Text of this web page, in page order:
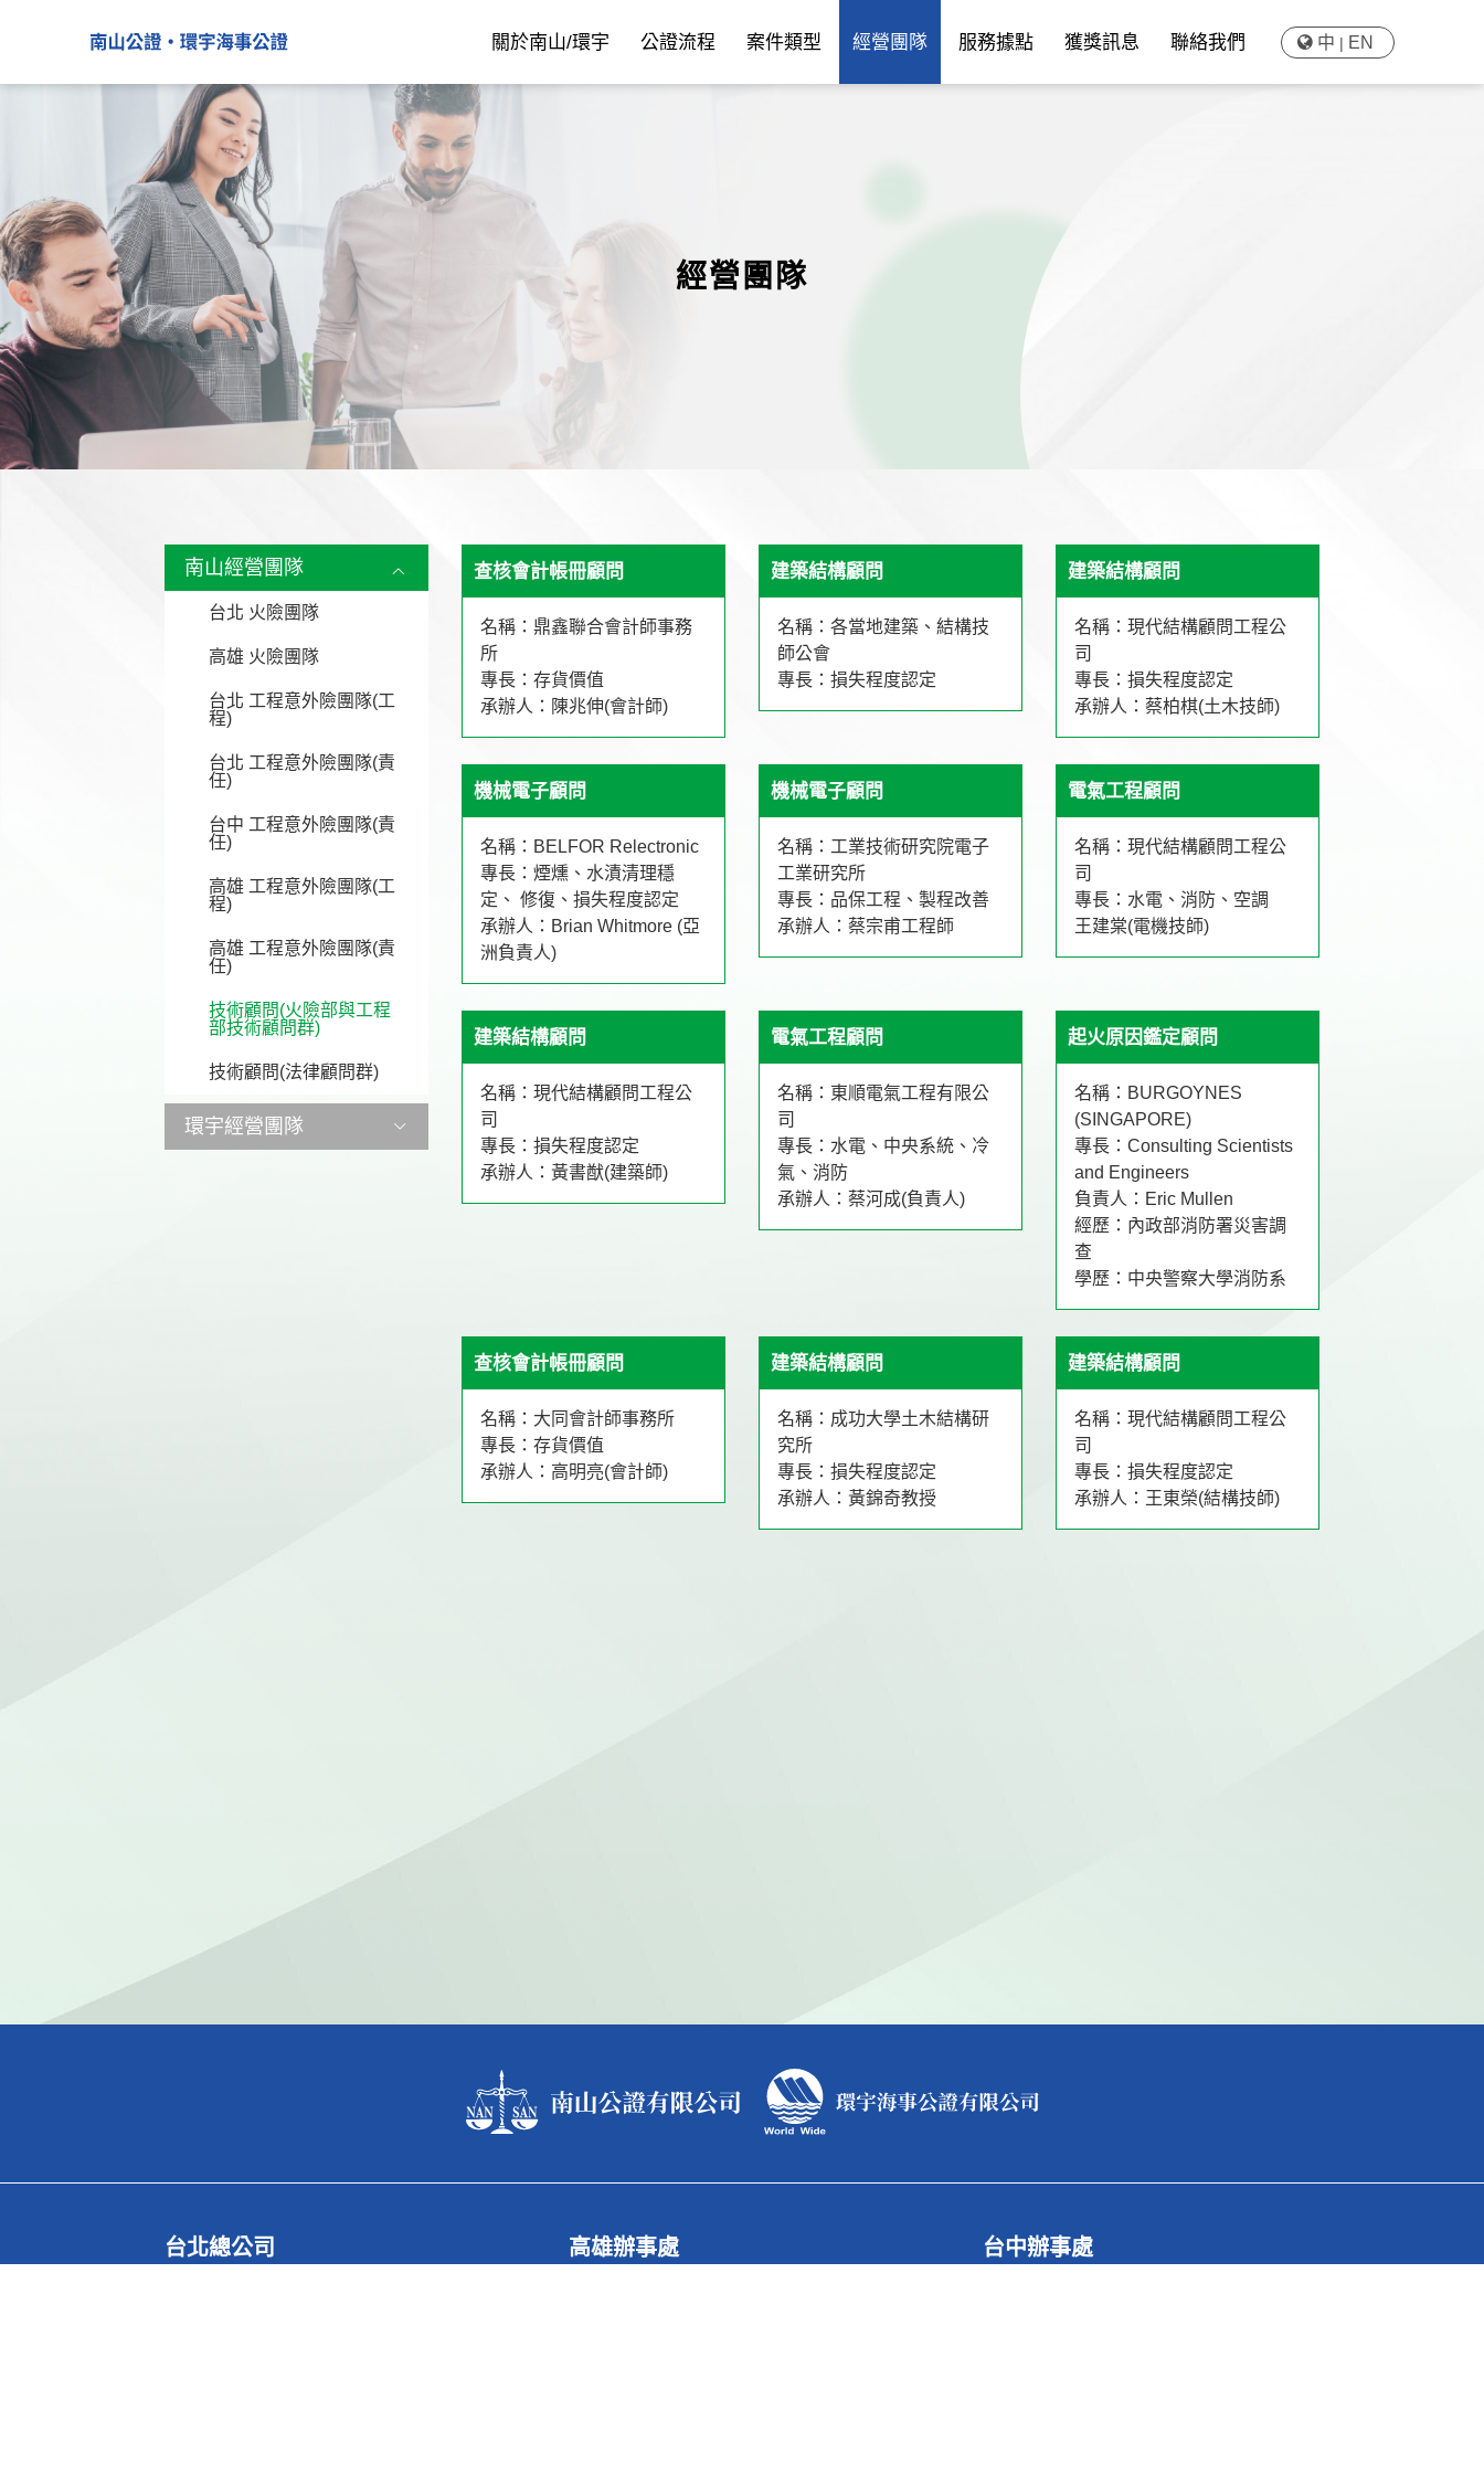
關於南山/環宇 公證流程 案件類型 經營團隊 服務據點 獲獎訊息 聯絡我們 中 EN
經營團隊
南山經營團隊
台北 火險團隊
高雄 火險團隊
台北 工程意外險團隊(工
程)
台北 工程意外險團隊(責
任)
台中 工程意外險團隊(責
任)
高雄 工程意外險團隊(工
程)
高雄 工程意外險團隊(責
任)
技術顧問(火險部與工程
部技術顧問群)
技術顧問(法律顧問群)
環宇經營團隊
查核會計帳冊顧問
名稱：鼎鑫聯合會計師事務
所
專長：存貨價值
承辦人：陳兆伸(會計師)
建築結構顧問
名稱：各當地建築、結構技
師公會
專長：損失程度認定
建築結構顧問
名稱：現代結構顧問工程公
司
專長：損失程度認定
承辦人：蔡柏棋(土木技師)
機械電子顧問
名稱：BELFOR Relectronic
專長：煙燻、水漬清理穩
定、 修復、損失程度認定
承辦人：Brian Whitmore (亞
洲負責人)
機械電子顧問
名稱：工業技術研究院電子
工業研究所
專長：品保工程、製程改善
承辦人：蔡宗甫工程師
電氣工程顧問
名稱：現代結構顧問工程公
司
專長：水電、消防、空調
王建棠(電機技師)
建築結構顧問
名稱：現代結構顧問工程公
司
專長：損失程度認定
承辦人：黃書猷(建築師)
電氣工程顧問
名稱：東順電氣工程有限公
司
專長：水電、中央系統、冷
氣、消防
承辦人：蔡河成(負責人)
起火原因鑑定顧問
名稱：BURGOYNES
(SINGAPORE)
專長：Consulting Scientists
and Engineers
負責人：Eric Mullen
經歷：內政部消防署災害調
查
學歷：中央警察大學消防系
查核會計帳冊顧問
名稱：大同會計師事務所
專長：存貨價值
承辦人：高明亮(會計師)
建築結構顧問
名稱：成功大學土木結構研
究所
專長：損失程度認定
承辦人：黃錦奇教授
建築結構顧問
名稱：現代結構顧問工程公
司
專長：損失程度認定
承辦人：王東榮(結構技師)
台北總公司 高雄辦事處 台中辦事處